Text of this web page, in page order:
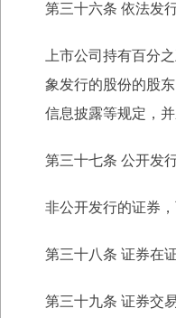
第三十六条 依法发
上市公司持有百分
象发行的股份的股
信息披露等规定，
第三十七条 公开发
非公开发行的证券
第三十八条 证券在
第三十九条 证券交